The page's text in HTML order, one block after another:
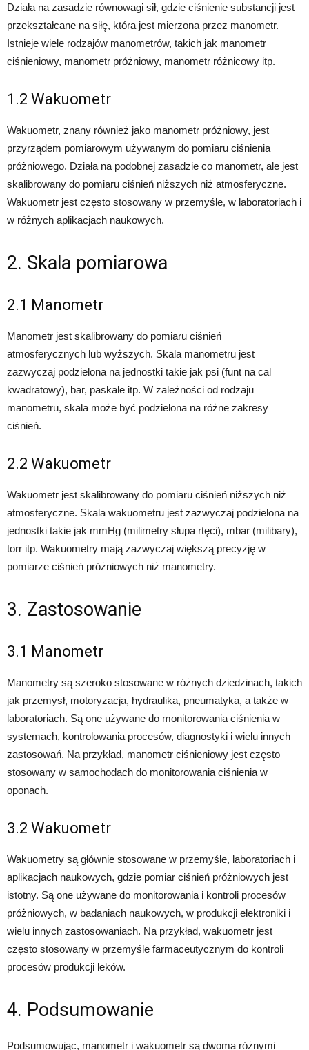
Działa na zasadzie równowagi sił, gdzie ciśnienie substancji jest
przekształcane na siłę, która jest mierzona przez manometr.
Istnieje wiele rodzajów manometrów, takich jak manometr
ciśnieniowy, manometr próżniowy, manometr różnicowy itp.
1.2 Wakuometr
Wakuometr, znany również jako manometr próżniowy, jest
przyrządem pomiarowym używanym do pomiaru ciśnienia
próżniowego. Działa na podobnej zasadzie co manometr, ale jest
skalibrowany do pomiaru ciśnień niższych niż atmosferyczne.
Wakuometr jest często stosowany w przemyśle, w laboratoriach i
w różnych aplikacjach naukowych.
2. Skala pomiarowa
2.1 Manometr
Manometr jest skalibrowany do pomiaru ciśnień
atmosferycznych lub wyższych. Skala manometru jest
zazwyczaj podzielona na jednostki takie jak psi (funt na cal
kwadratowy), bar, paskale itp. W zależności od rodzaju
manometru, skala może być podzielona na różne zakresy
ciśnień.
2.2 Wakuometr
Wakuometr jest skalibrowany do pomiaru ciśnień niższych niż
atmosferyczne. Skala wakuometru jest zazwyczaj podzielona na
jednostki takie jak mmHg (milimetry słupa rtęci), mbar (milibary),
torr itp. Wakuometry mają zazwyczaj większą precyzję w
pomiarze ciśnień próżniowych niż manometry.
3. Zastosowanie
3.1 Manometr
Manometry są szeroko stosowane w różnych dziedzinach, takich
jak przemysł, motoryzacja, hydraulika, pneumatyka, a także w
laboratoriach. Są one używane do monitorowania ciśnienia w
systemach, kontrolowania procesów, diagnostyki i wielu innych
zastosowań. Na przykład, manometr ciśnieniowy jest często
stosowany w samochodach do monitorowania ciśnienia w
oponach.
3.2 Wakuometr
Wakuometry są głównie stosowane w przemyśle, laboratoriach i
aplikacjach naukowych, gdzie pomiar ciśnień próżniowych jest
istotny. Są one używane do monitorowania i kontroli procesów
próżniowych, w badaniach naukowych, w produkcji elektroniki i
wielu innych zastosowaniach. Na przykład, wakuometr jest
często stosowany w przemyśle farmaceutycznym do kontroli
procesów produkcji leków.
4. Podsumowanie
Podsumowując, manometr i wakuometr są dwoma różnymi